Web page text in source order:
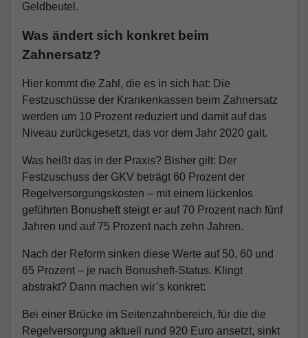
Geldbeutel.
Was ändert sich konkret beim
Zahnersatz?
Hier kommt die Zahl, die es in sich hat: Die
Festzuschüsse der Krankenkassen beim Zahnersatz
werden um 10 Prozent reduziert und damit auf das
Niveau zurückgesetzt, das vor dem Jahr 2020 galt.
Was heißt das in der Praxis? Bisher gilt: Der
Festzuschuss der GKV beträgt 60 Prozent der
Regelversorgungskosten – mit einem lückenlos
geführten Bonusheft steigt er auf 70 Prozent nach fünf
Jahren und auf 75 Prozent nach zehn Jahren.
Nach der Reform sinken diese Werte auf 50, 60 und
65 Prozent – je nach Bonusheft-Status. Klingt
abstrakt? Dann machen wir’s konkret:
Bei einer Brücke im Seitenzahnbereich, für die die
Regelversorgung aktuell rund 920 Euro ansetzt, sinkt